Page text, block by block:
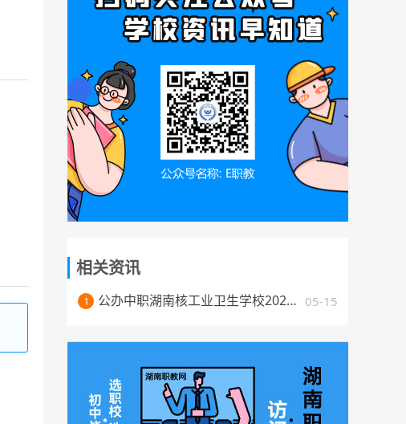
相关资讯
1 05-15
公办中职湖南核工业卫生学校2025年招生简章